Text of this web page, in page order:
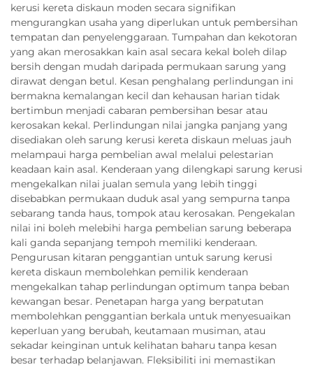
kerusi kereta diskaun moden secara signifikan
mengurangkan usaha yang diperlukan untuk pembersihan
tempatan dan penyelenggaraan. Tumpahan dan kekotoran
yang akan merosakkan kain asal secara kekal boleh dilap
bersih dengan mudah daripada permukaan sarung yang
dirawat dengan betul. Kesan penghalang perlindungan ini
bermakna kemalangan kecil dan kehausan harian tidak
bertimbun menjadi cabaran pembersihan besar atau
kerosakan kekal. Perlindungan nilai jangka panjang yang
disediakan oleh sarung kerusi kereta diskaun meluas jauh
melampaui harga pembelian awal melalui pelestarian
keadaan kain asal. Kenderaan yang dilengkapi sarung kerusi
mengekalkan nilai jualan semula yang lebih tinggi
disebabkan permukaan duduk asal yang sempurna tanpa
sebarang tanda haus, tompok atau kerosakan. Pengekalan
nilai ini boleh melebihi harga pembelian sarung beberapa
kali ganda sepanjang tempoh memiliki kenderaan.
Pengurusan kitaran penggantian untuk sarung kerusi
kereta diskaun membolehkan pemilik kenderaan
mengekalkan tahap perlindungan optimum tanpa beban
kewangan besar. Penetapan harga yang berpatutan
membolehkan penggantian berkala untuk menyesuaikan
keperluan yang berubah, keutamaan musiman, atau
sekadar keinginan untuk kelihatan baharu tanpa kesan
besar terhadap belanjawan. Fleksibiliti ini memastikan